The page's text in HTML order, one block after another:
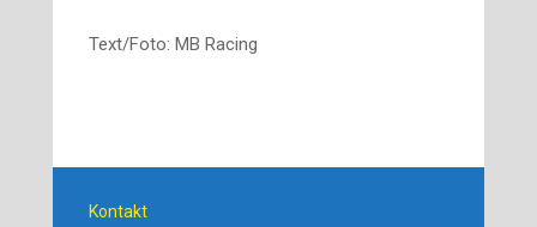
Text/Foto: MB Racing
Kontakt